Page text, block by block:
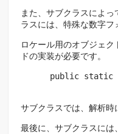
また、サブクラスによ
ラスには、特殊な数字
ロケール用のオブジェ
ドの実装が必要です。
public static
サブクラスでは、解析時
最後に、サブクラスには